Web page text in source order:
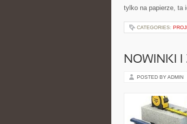
tylko na papierze, ta
CATEGORIES:
NOWINKI I
POSTED BY ADMIN